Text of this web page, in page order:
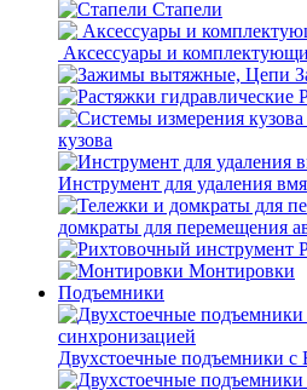
Стапели
Аксессуары и
кузова
Инструмент для удаления
домкраты для перемещения
Монтировки
Подъемники
Двухстоечные подъемники с